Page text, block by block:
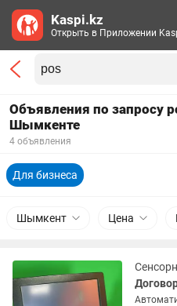
Объявления по запросу
Шымкенте
4 объявления
Для бизнеса
Шымкент Цена
Kaspi.kz
Открыть в Приложении